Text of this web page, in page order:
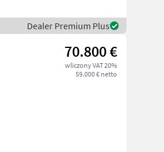
Dealer Premium Plus
70.800 €
wliczony VAT 20%
59.000 € netto